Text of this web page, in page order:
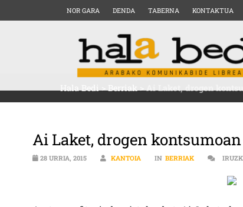
NOR GARA DENDA TABERNA KONTAKTUA
Hala Bedi>Berriak>Ai Laket, drogen
Ai Laket, drogen
28 URRIA, 2015 KANTOIA IN BERRIAK